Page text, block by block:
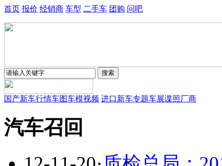
首页 报价 经销商 车型 二手车 团购 问吧
国产新车行情车图车模视频 进口新车专题车展谍照厂商
汽车召回